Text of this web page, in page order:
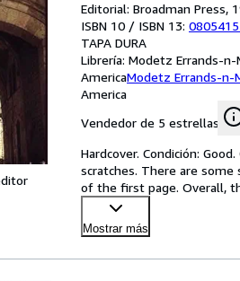
Editorial: Broadman Press,
ISBN 10 / ISBN 13:
TAPA DURA
Librería: Modetz Errands-n-
AmericaModetz Errands-n-
America
Vendedor de 5 estrellas
Hardcover. Condición:
scratches. There are
of the first page. Overall,
…
Mostrar más